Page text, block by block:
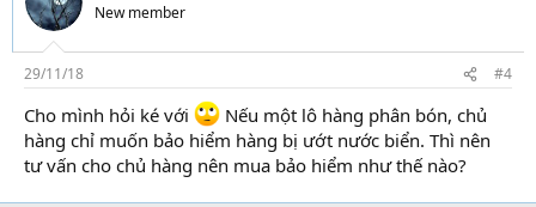
New member
29/11/18 #4
Cho mình hỏi ké với
Nếu một lô hàng phân bón, chủ
hàng chỉ muốn bảo hiểm hàng bị ướt nước biển. Thì nên
tư vấn cho chủ hàng nên mua bảo hiểm như thế nào?